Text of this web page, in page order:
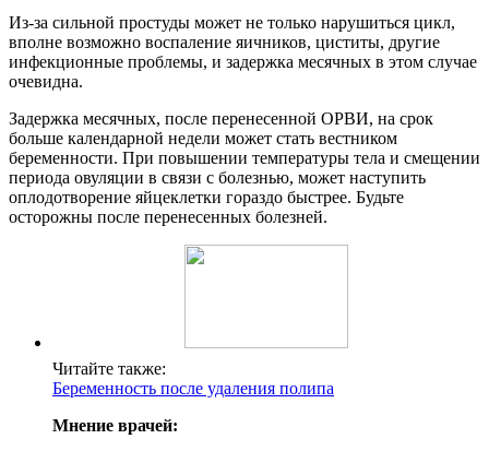
Из-за сильной простуды может не только нарушиться цикл,
вполне возможно воспаление яичников, циститы, другие
инфекционные проблемы, и задержка месячных в этом случае
очевидна.
Задержка месячных, после перенесенной ОРВИ, на срок
больше календарной недели может стать вестником
беременности. При повышении температуры тела и смещении
периода овуляции в связи с болезнью, может наступить
оплодотворение яйцеклетки гораздо быстрее. Будьте
осторожны после перенесенных болезней.
Читайте также:
Беременность после удаления полипа
Мнение врачей: